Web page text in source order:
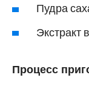
Пудра
Экстракт
Процесс